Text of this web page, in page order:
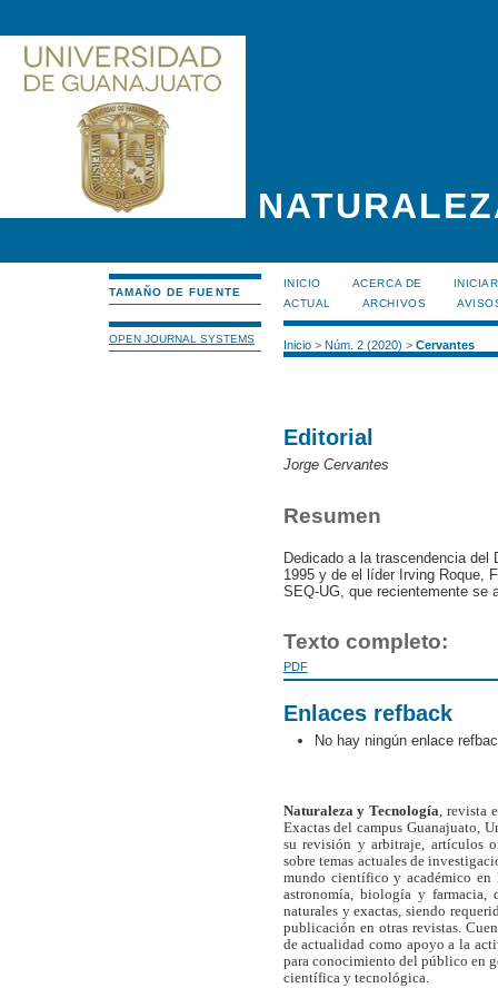
TAMAÑO DE FUENTE
OPEN JOURNAL SYSTEMS
INICIO ACERCA DE
ACTUAL
ARCHIVOS
Inicio> Núm. 2 (2020) > Cervantes
Editorial
Jorge Cervantes
Resumen
Dedicado a la trascendencia del
1995 y de el líder Irving Roque,
SEQ-UG, que recientemente se
Texto completo:
PDF
Enlaces refback
No hay ningún enlace
Naturaleza y Tecnología, revista
Exactas del campus Guanajuato,
su revisión y arbitraje, artículos
sobre temas actuales de
mundo científico y académico en
astronomía, biología y farmacia,
naturales y exactas, siendo
publicación en otras revistas.
de actualidad como apoyo a la
para conocimiento del público en
científica y tecnológica.